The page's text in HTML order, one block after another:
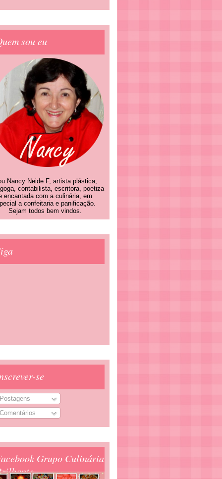
sou eu
Nancy Neide F, artista plástica,
contabilista, escritora, poetiza
encantada com a culinária, em
a confeitaria e panificação.
Sejam todos bem vindos.
se
Grupo Culinária